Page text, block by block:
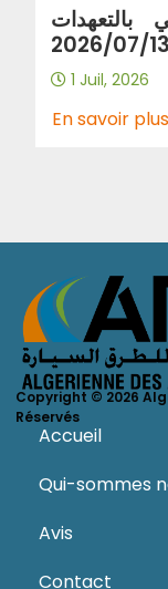
بالتعهدات
1 Juil, 2026
En savoir
Copyright © 2026
Réservés
Accueil
Qui-sommes
Avis
Contact